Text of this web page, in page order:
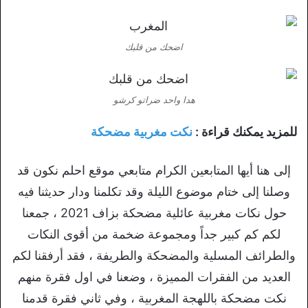
اضحك من قلبك
هدا واحد ضراتو كرشو
للمزيد يمكنك قراءة : نكت مغربية مضحكة
إلى هنا أيها المتابعين الكرام متابعي موقع احلم نكون قد
وصلنا إلى ختام موضوع الليلة وقد تكلمنا ودار حديثنا فيه
حول نكات مغربية عائلية مضحكة بزاف 2021 ، جمعنا
لكم كم كبير جداً ومجموعة ضخمة من أقوى النكات
والطرائف المسلية والمضحكة والطريفة ، فقد أرفقنا لكم
العديد من الفقرات المميزة ، وضعنا في اول فقرة منهم
نكت مضحكة باللهجة المغربية ، وفي ثاني فقرة قدمنا